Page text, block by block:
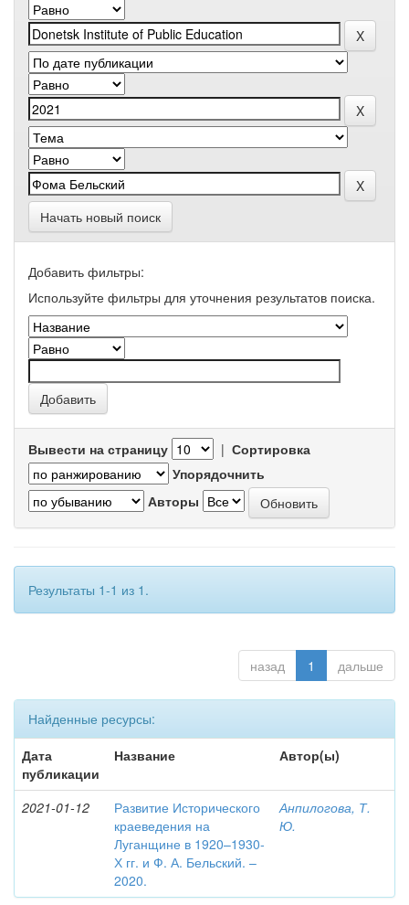
Начать новый поиск
Добавить фильтры:
Используйте фильтры для уточнения результатов поиска.
Вывести на страницу | Сортировка
Упорядочнить
Авторы
Результаты 1-1 из 1.
назад 1 дальше
Найденные ресурсы:
Дата
публикации
Название Автор(ы)
2021-01-12
Развитие Исторического
краеведения на
Луганщине в 1920–1930-
Х гг. и Ф. А. Бельский. –
2020.
Анпилогова, Т.
Ю.